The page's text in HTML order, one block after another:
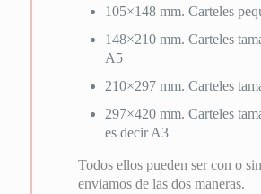
105×148 mm. Carteles
148×210 mm. Carteles
A5
210×297 mm. Carteles
297×420 mm. Carteles
es decir A3
Todos ellos pueden ser con o
enviamos de las dos maneras.